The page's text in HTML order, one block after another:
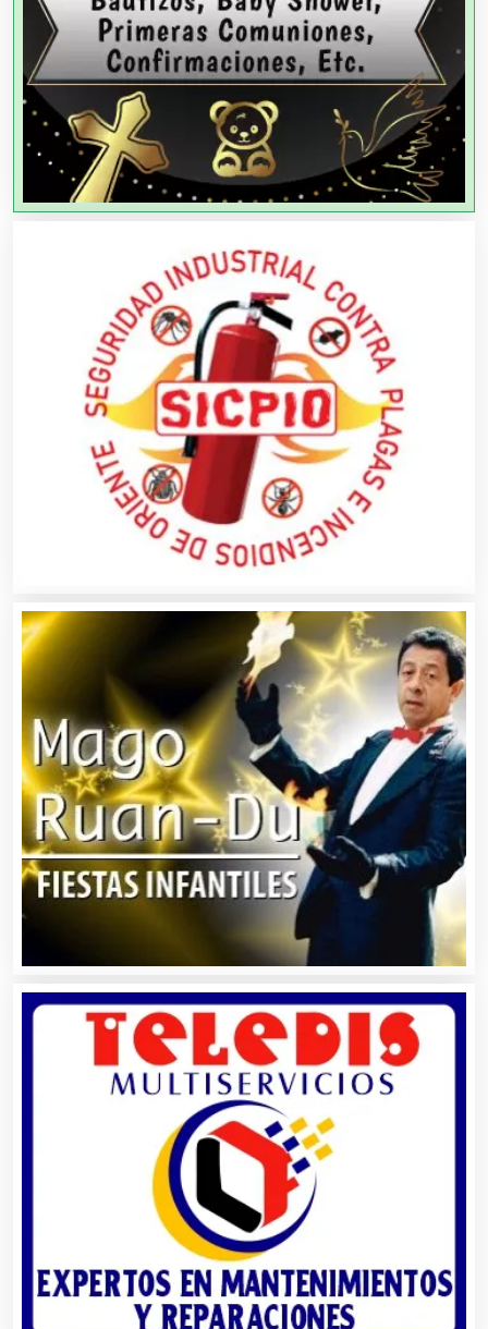
Agencias de Publicidad
Agencias de Viajes
Agricultores
Agricultura y Ganadería
Agua Purificada
Aire Acondicionado
Alarmas
Albercas
Alimentos
Almacenaje
Alquiler de Autos
Alquiler de Equipos para Fiestas
Alquiler de Sillas y Mesas
Alquiler de Trajes de Etiqueta
Alta Costura
Aluminio